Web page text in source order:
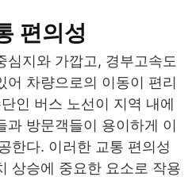
편의성
심지와 가깝고, 경부고속도
어 차량으로의 이동이 편리
인 버스 노선이 지역 내에
과 방문객들이 용이하게 이
한다. 이러한 교통 편의성
상승에 중요한 요소로 작용